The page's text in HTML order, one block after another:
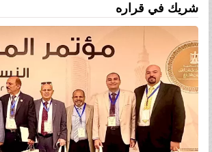
شريك في قراره